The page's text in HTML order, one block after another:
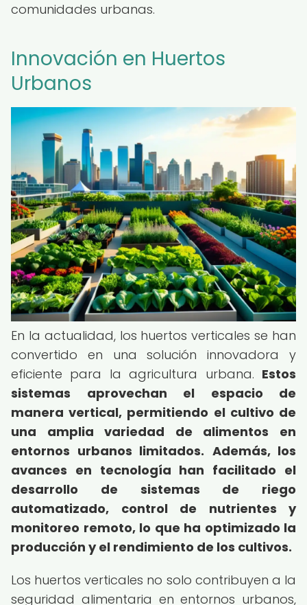
comunidades urbanas.
Innovación en Huertos
Urbanos
En la actualidad, los huertos verticales se han
convertido en una solución innovadora y
eficiente para la agricultura urbana. Estos
sistemas aprovechan el espacio de
manera vertical, permitiendo el cultivo de
una amplia variedad de alimentos en
entornos urbanos limitados. Además, los
avances en tecnología han facilitado el
desarrollo de sistemas de riego
automatizado, control de nutrientes y
monitoreo remoto, lo que ha optimizado la
producción y el rendimiento de los cultivos.
Los huertos verticales no solo contribuyen a la
seguridad alimentaria en entornos urbanos,